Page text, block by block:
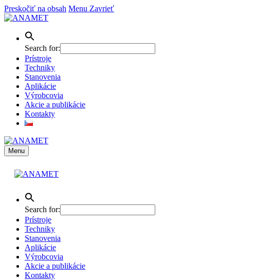
Preskočiť na obsah Menu Zavrieť
Search for:
Prístroje
Techniky
Stanovenia
Aplikácie
Výrobcovia
Akcie a publikácie
Kontakty
Menu
Search for:
Prístroje
Techniky
Stanovenia
Aplikácie
Výrobcovia
Akcie a publikácie
Kontakty